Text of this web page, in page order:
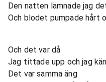
Den natten lämnade jag
Och blodet pumpade hårt
Och det var då
Jag tittade upp och jag
Det var samma äng